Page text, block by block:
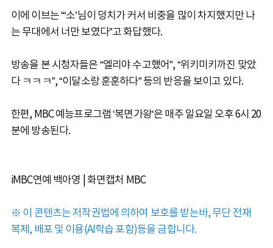
이에 이브는 “‘소’님이 덩치가 커서 비중을 많이 차지했지만 나
는 무대에서 너만 보였다”고 화답했다.
방송을 본 시청자들은 “엘리야 수고했어”, “위키미키까진 맞았
다 ㅋㅋㅋ”, “이달소랑 훈훈하다” 등의 반응을 보이고 있다.
한편, MBC 예능프로그램 ‘복면가왕‘은 매주 일요일 오후 6시 20
분에 방송된다.
iMBC연예 백아영 | 화면캡처 MBC
※ 이 콘텐츠는 저작권법에 의하여 보호를 받는바, 무단 전재
복제, 배포 및 이용(AI학습 포함)등을 금합니다.